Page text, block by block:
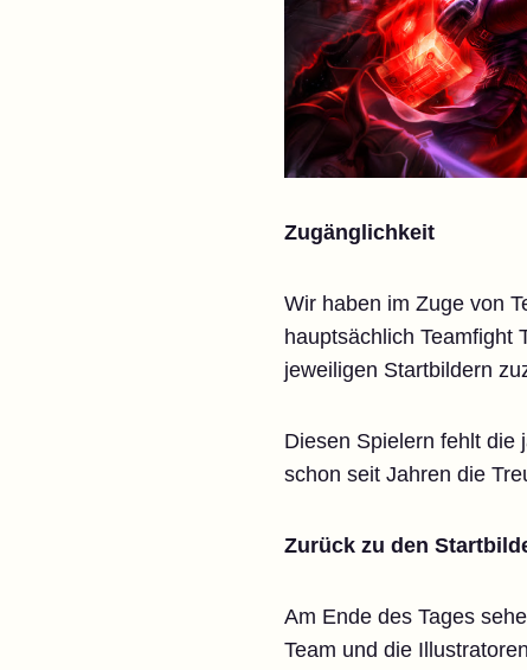
Zugänglichkeit
Wir haben im Zuge von
hauptsächlich Teamfight
jeweiligen Startbildern
Diesen Spielern fehlt die
schon seit Jahren die
Zurück zu den
Am Ende des Tages
Team und die